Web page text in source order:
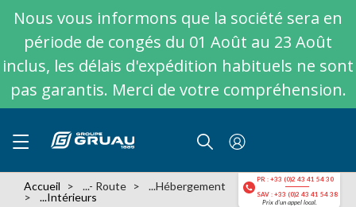
Nous vous informons que la société sera en
période de congés du 01 Août au 23 Août
inclus, les délais d'expédition habituels ne sont
pas garantis. Merci de votre compréhension.
PR : +33 (0)2 43 41 54 30
SAV : +33 (0)2 43 41 54 38
Prix d'un appel local.
Accueil ...- Route
...hébergement
...intérieurs